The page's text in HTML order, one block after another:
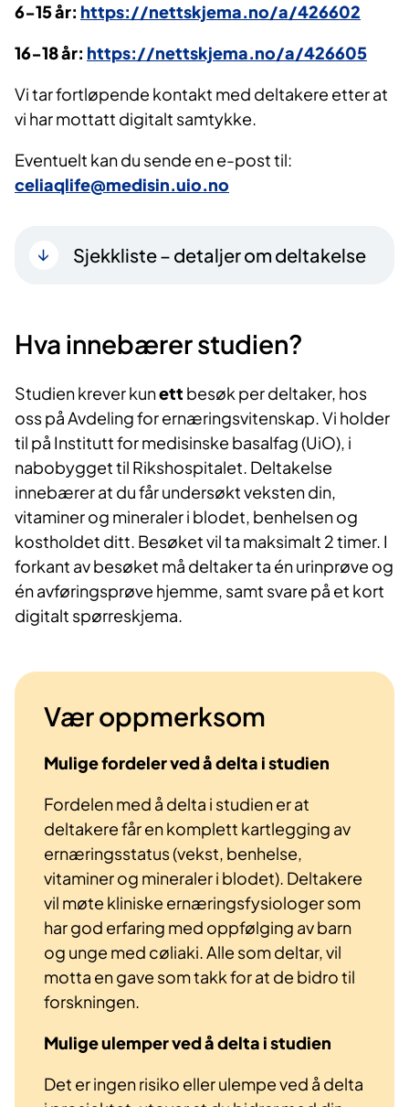
6-15 år: https://nettskjema.no/a/426602
16-18 år: https://nettskjema.no/a/426605
Vi tar fortløpende kontakt med deltakere etter at
vi har mottatt digitalt samtykke.
Eventuelt kan du sende en e-post til:
celiaqlife@medisin.uio.no
Sjekkliste – detaljer om deltakelse
Hva innebærer studien?
Studien krever kunett besøk per deltaker, hos
oss på Avdeling for ernæringsvitenskap. Vi holder
til på Institutt for medisinske basalfag (UiO), i
nabobygget til Rikshospitalet. Deltakelse
innebærer at du får undersøkt veksten din,
vitaminer og mineraler i blodet, benhelsen og
kostholdet ditt. Besøket vil ta maksimalt 2 timer. I
forkant av besøket må deltaker ta én urinprøve og
én avføringsprøve hjemme, samt svare på et kort
digitalt spørreskjema.
Vær oppmerksom
Mulige fordeler ved å delta i studien
Fordelen med å delta i studien er at
deltakere får en komplett kartlegging av
ernæringsstatus (vekst, benhelse,
vitaminer og mineraler i blodet). Deltakere
vil møte kliniske ernæringsfysiologer som
har god erfaring med oppfølging av barn
og unge med cøliaki. Alle som deltar, vil
motta en gave som takk for at de bidro til
forskningen.
Mulige ulemper ved å delta i studien
Det er ingen risiko eller ulempe ved å delta